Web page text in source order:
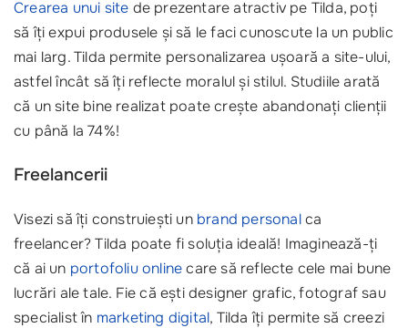
Crearea unui site de prezentare atractiv pe Tilda, poți
să îți expui produsele și să le faci cunoscute la un public
mai larg. Tilda permite personalizarea ușoară a site-ului,
astfel încât să îți reflecte moralul și stilul. Studiile arată
că un site bine realizat poate crește abandonați clienții
cu până la 74%!
Freelancerii
Visezi să îți construiești un brand personalca
freelancer? Tilda poate fi soluția ideală! Imaginează-ți
că ai un portofoliu onlinecare să reflecte cele mai bune
lucrări ale tale. Fie că ești designer grafic, fotograf sau
specialist în marketing digital, Tilda îți permite să creezi